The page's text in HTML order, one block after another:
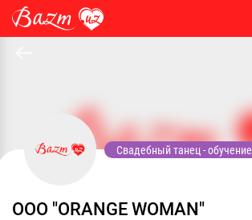
Свадебный танец - обучение
ООО "ORANGE WOMAN"